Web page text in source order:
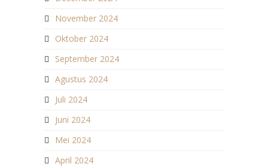
November 2024
Oktober 2024
September 2024
Agustus 2024
Juli 2024
Juni 2024
Mei 2024
April 2024